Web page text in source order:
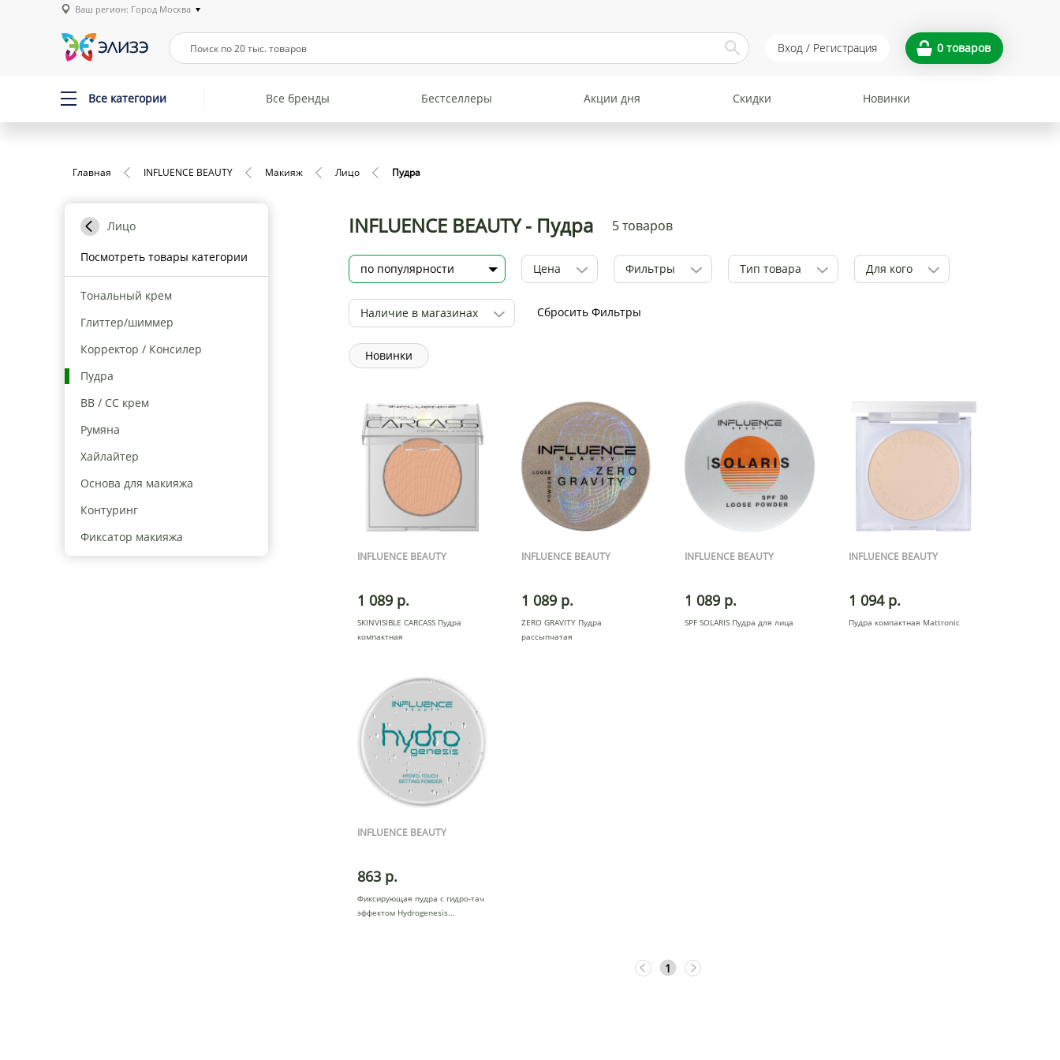
Ваш регион: Город Москва
Вход / Регистрация 0 товаров
Все категории Все бренды Бестселлеры Акции дня Скидки Новинки
Главная INFLUENCE BEAUTY Макияж Лицо Пудра
Лицо
Посмотреть товары категории
Тональный крем
Глиттер/шиммер
Корректор / Консилер
Пудра
BB / CC крем
Румяна
Хайлайтер
Основа для макияжа
Контуринг
Фиксатор макияжа
INFLUENCE BEAUTY - Пудра 5 товаров
Цена Фильтры Тип товара Для кого
Наличие в магазинах Сбросить Фильтры
Новинки
INFLUENCE BEAUTY
1 089 р.
SKINVISIBLE CARCASS Пудра
компактная
INFLUENCE BEAUTY
1 089 р.
ZERO GRAVITY Пудра
рассыпчатая
INFLUENCE BEAUTY
1 089 р.
SPF SOLARIS Пудра для лица
INFLUENCE BEAUTY
1 094 р.
Пудра компактная Mattronic
INFLUENCE BEAUTY
863 р.
Фиксирующая пудра с гидро-тач
эффектом Hydrogenesis
1